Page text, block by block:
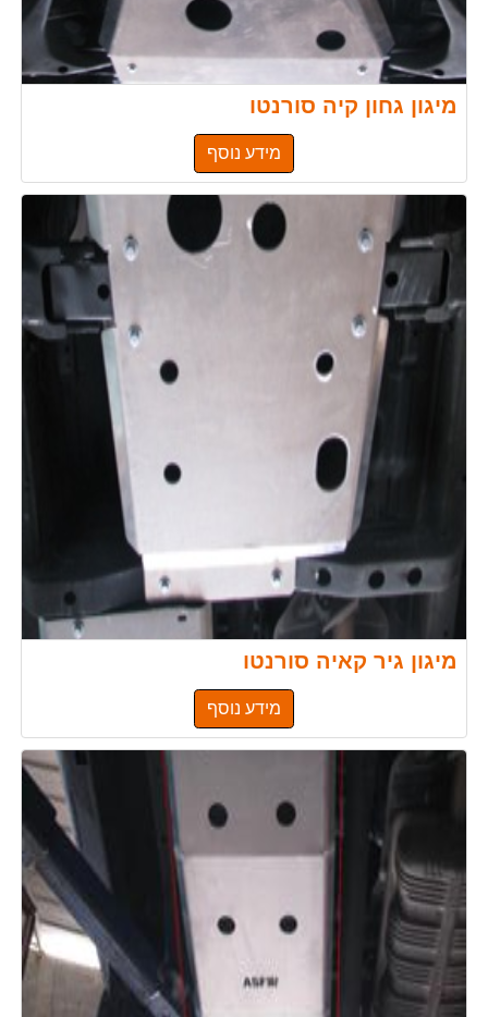
מיגון גחון קיה סורנטו
מידע נוסף
מיגון גיר קאיה סורנטו
מידע נוסף